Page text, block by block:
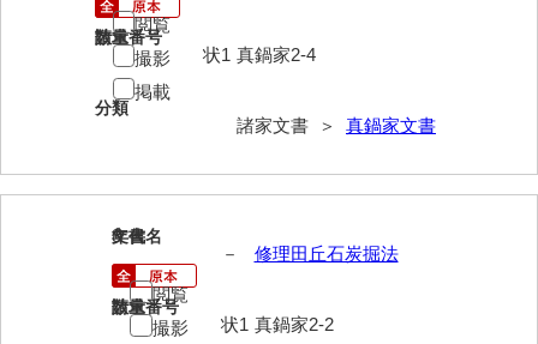
大野毛利家文書
大村益次郎文書
大本氏収集文書
岡家文書（周南市）
岡田家文書（徳地町）
岡田家文書（萩市）
岡田学収集史料
請求番号
真鍋家2-4
分類
諸家文書 ＞ 真鍋家文書
数量
状1
閲覧
撮影
掲載
8
文書名
修理田丘石炭掘法
請求番号
真鍋家2-2
年代
－
数量
状1
閲覧
撮影